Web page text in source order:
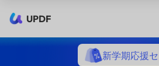
UPDF
新学期応援